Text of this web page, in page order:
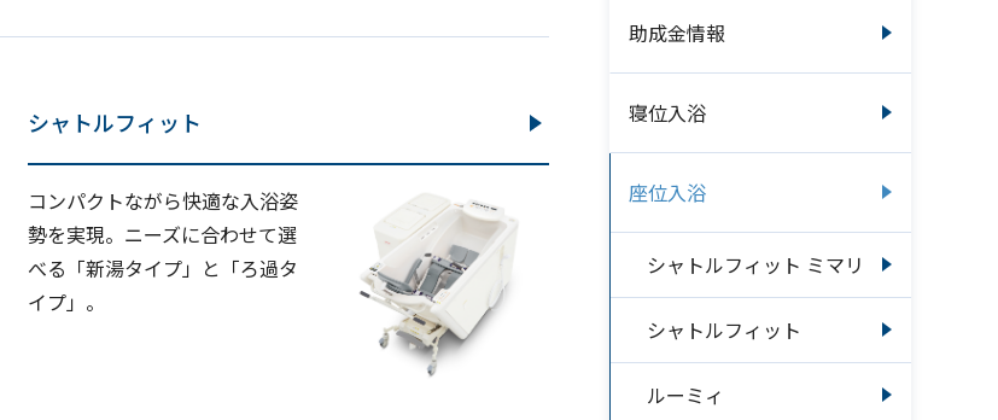
シャトルフィット
コンパクトながら快適な入浴姿
勢を実現。ニーズに合わせて選
べる「新湯タイプ」と「ろ過タ
イプ」。
助成金情報
寝位入浴
座位入浴
シャトルフィット ミマリ
シャトルフィット
ルーミィ